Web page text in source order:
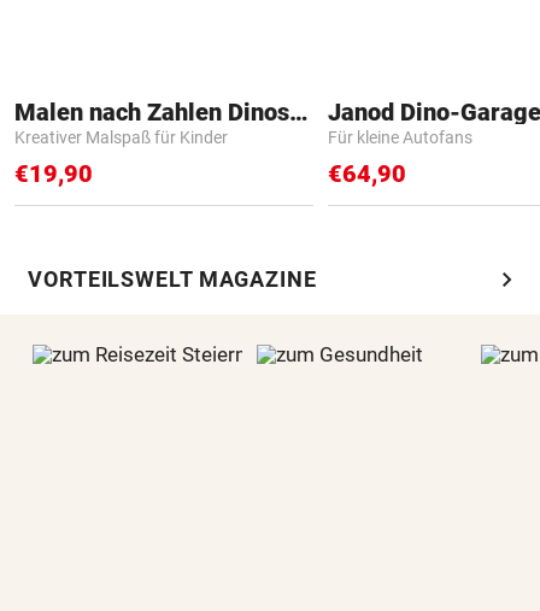
Malen nach Zahlen Dinosaurier
Kreativer Malspaß für Kinder
€19,90
Janod Dino-Garage
Für kleine Autofans
€64,90
VORTEILSWELT MAGAZINE chevron_right